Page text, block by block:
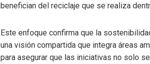
benefician del reciclaje que se realiza
Este enfoque confirma que la
una visión compartida que integra áreas
para asegurar que las iniciativas no solo